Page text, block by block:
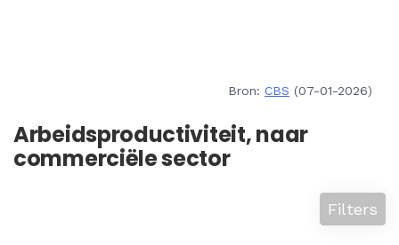
Bron: CBS (07-01-2026)
Arbeidsproductiviteit, naar
commerciële sector
Filters